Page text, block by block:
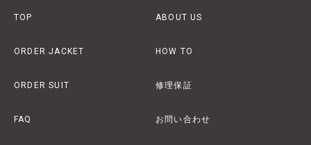
TOP ABOUT US
ORDER JACKET HOW TO
ORDER SUIT 修理保証
FAQ お問い合わせ